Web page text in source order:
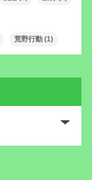
荒野行動(1)